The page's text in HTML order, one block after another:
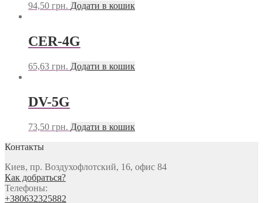
94,50 грн. Додати в кошик
CER-4G
65,63 грн. Додати в кошик
DV-5G
73,50 грн. Додати в кошик
Контакты
Киев, пр. Воздухофлотский, 16, офис 84
Как добраться?
Телефоны:
+380632325882